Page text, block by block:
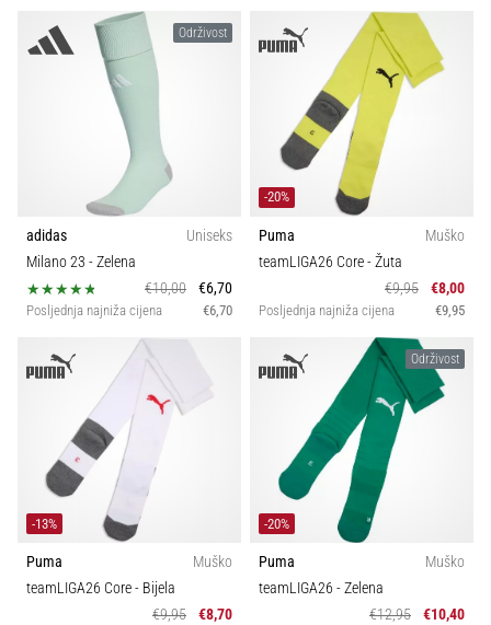
Održivost
adidas
Uniseks
Milano 23 - Zelena
€10,00
€6,70
Posljednja najniža cijena €6,70
-20%
Puma
Muško
teamLIGA26 Core- Žuta
€9,95
€8,00
Posljednja najniža cijena €9,95
-13%
Puma
Muško
teamLIGA26 Core- Bijela
€9,95
€8,70
Održivost
-20%
Puma
Muško
teamLIGA26 - Zelena
€12,95
€10,40